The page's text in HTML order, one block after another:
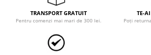
Veste
TRANSPORT GRATUIT
Pentru comenzi mai mari de 300 lei.
TE-
Poți